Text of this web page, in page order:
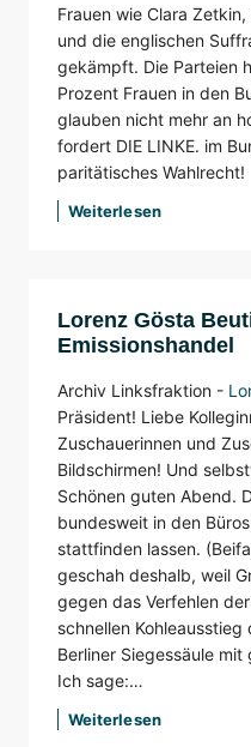
Frauen wie Clara
und die englischen
gekämpft. Die Parteien
Prozent Frauen in den
glauben nicht mehr an
fordert DIE LINKE. im
paritätisches Wahlrecht!
Weiterlesen
Lorenz Gösta
Emissionshandel
Archiv Linksfraktion -
Präsident! Liebe
Zuschauerinnen und
Bildschirmen! Und
Schönen guten Abend.
bundesweit in den
stattfinden lassen.
geschah deshalb, weil
gegen das Verfehlen
schnellen
Berliner Siegessäule
Ich sage:…
Weiterlesen